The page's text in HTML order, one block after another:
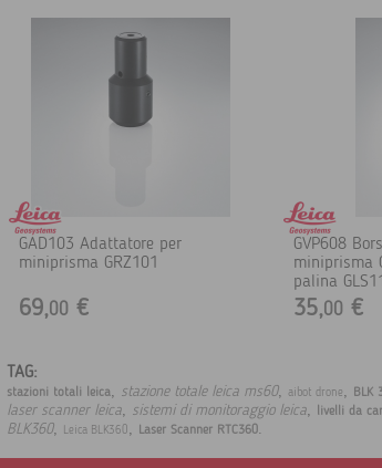
GAD103 Adattatore per
miniprisma GRZ101
69,00 €
GVP608
miniprisma
palina
35,00 €
TAG:
stazioni totali leica, stazione totale leica ms60, aibot drone, BLK
laser scanner leica, sistemi di monitoraggio leica, livelli da
BLK360, Leica BLK360, Laser Scanner RTC360.